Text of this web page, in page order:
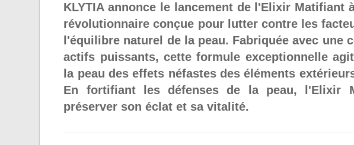
KLYTIA annonce le lancement de l'Elixir Matifiant
révolutionnaire conçue pour lutter contre les
l'équilibre naturel de la peau. Fabriquée avec une
actifs puissants, cette formule exceptionnelle
la peau des effets néfastes des éléments
En fortifiant les défenses de la peau, l'Elixir
préserver son éclat et sa vitalité.